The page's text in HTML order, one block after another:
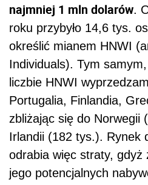
najmniej 1 mln dolarów.
roku przybyło 14,6 tys.
określić mianem HNWI
Individuals). Tym
liczbie HNWI
Portugalia, Finlandia,
zbliżając się do Norwegii
Irlandii (182 tys.). Rynek
odrabia więc straty, gdyż
jego potencjalnych